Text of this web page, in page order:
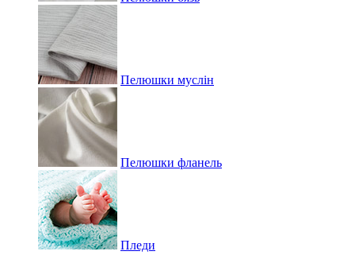
Пелюшки муслін
Пелюшки фланель
Пледи